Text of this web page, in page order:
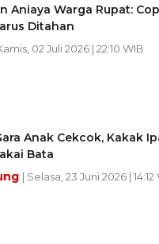
Aniaya Warga Rupat:
Ditahan
02 Juli 2026 | 22:10 WIB
Anak Cekcok, Kakak
Bata
| Selasa, 23 Juni 2026 | 14:12